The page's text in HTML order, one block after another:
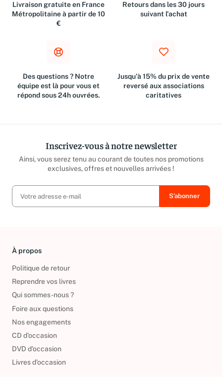
Livraison gratuite en France
Métropolitaine à partir de 10
€
Retours dans les 30 jours
suivant l'achat
Des questions ? Notre
équipe est là pour vous et
répond sous 24h ouvrées.
Jusqu'à 15% du prix de vente
reversé aux associations
caritatives
Inscrivez-vous à notre newsletter
Ainsi, vous serez tenu au courant de toutes nos promotions
exclusives, offres et nouvelles arrivées !
À propos
Politique de retour
Reprendre vos livres
Qui sommes-nous ?
Foire aux questions
Nos engagements
CD d'occasion
DVD d'occasion
Livres d’occasion